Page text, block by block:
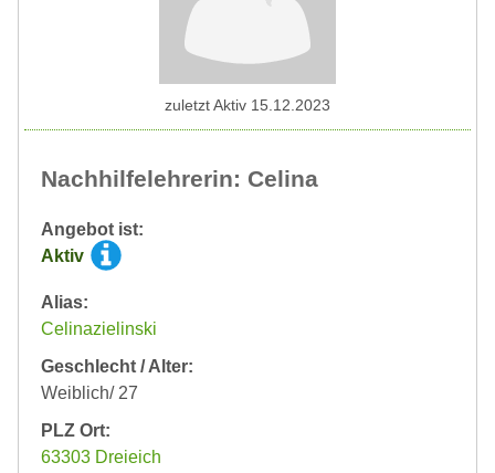
Nachhilfelehrerin: Celina
Angebot ist:
Aktiv
Alias:
Celinazielinski
Geschlecht / Alter:
Weiblich/ 27
PLZ Ort:
63303 Dreieich
zuletzt Aktiv 15.12.2023